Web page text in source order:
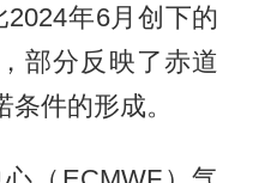
年6月创下的
部分反映了赤道
件的形成。